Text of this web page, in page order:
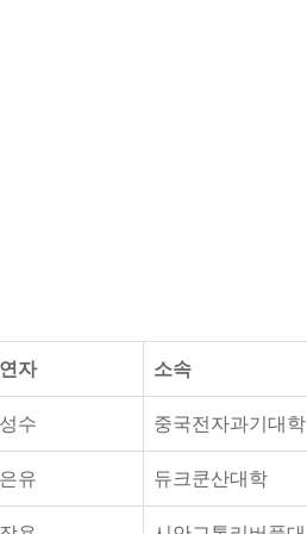
자 소속
수 중국전자과기대학
유 듀크쿤산대학